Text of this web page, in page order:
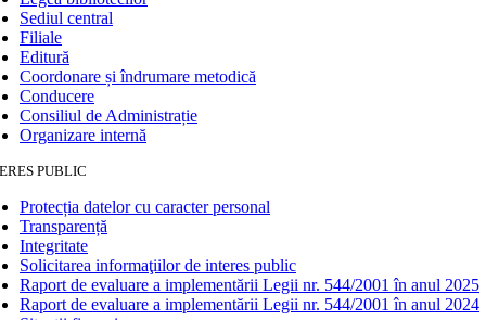
Sediul central
Filiale
Editură
Coordonare și îndrumare metodică
Conducere
Consiliul de Administrație
Organizare internă
PUBLIC
Protecția datelor cu caracter personal
Transparență
Integritate
Solicitarea informaţiilor de interes public
Raport de evaluare a implementării Legii nr. 544/2001 în anul 2025
Raport de evaluare a implementării Legii nr. 544/2001 în anul 2024